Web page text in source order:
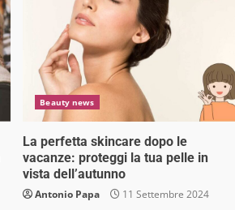
Beauty news
La perfetta skincare dopo le
vacanze: proteggi la tua pelle in
vista dell’autunno
Antonio Papa 11 Settembre 2024